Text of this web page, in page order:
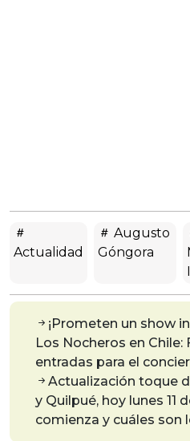
Actualidad
Augusto
Góngora
¡Prometen un show
Los Nocheros en Chile:
entradas para el
Actualización toque
y Quilpué, hoy lunes 11
comienza y cuáles son